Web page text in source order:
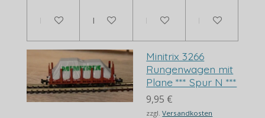
In den WarenkorbIn den WarenkorbBei Verfügbarkeit
In den
Minitrix 3266
Rungenwagen mit
Plane *** Spur N ***
9,95 €
zzgl.Versandkosten